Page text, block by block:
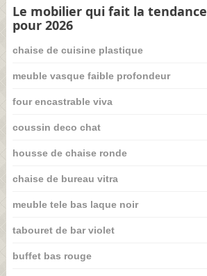
Le mobilier qui fait la tendance
pour 2026
chaise de cuisine plastique
meuble vasque faible profondeur
four encastrable viva
coussin deco chat
housse de chaise ronde
chaise de bureau vitra
meuble tele bas laque noir
tabouret de bar violet
buffet bas rouge